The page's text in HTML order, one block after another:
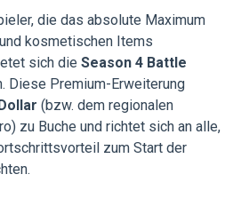
die das absolute Maximum
kosmetischen Items
sich dieSeason 4 Battle
Diese Premium-Erweiterung
(bzw. dem regionalen
zu Buche und richtet sich an alle,
zum Start der